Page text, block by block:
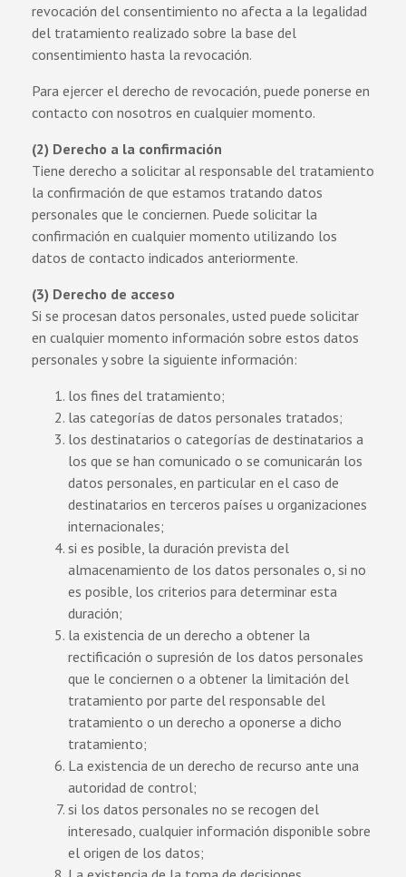
revocación del consentimiento no afecta a la legalidad
del tratamiento realizado sobre la base del
consentimiento hasta la revocación.
Para ejercer el derecho de revocación, puede ponerse en
contacto con nosotros en cualquier momento.
(2) Derecho a la confirmación
Tiene derecho a solicitar al responsable del tratamiento
la confirmación de que estamos tratando datos
personales que le conciernen. Puede solicitar la
confirmación en cualquier momento utilizando los
datos de contacto indicados anteriormente.
(3) Derecho de acceso
Si se procesan datos personales, usted puede solicitar
en cualquier momento información sobre estos datos
personales y sobre la siguiente información:
los fines del tratamiento;
las categorías de datos personales tratados;
los destinatarios o categorías de destinatarios a
los que se han comunicado o se comunicarán los
datos personales, en particular en el caso de
destinatarios en terceros países u organizaciones
internacionales;
si es posible, la duración prevista del
almacenamiento de los datos personales o, si no
es posible, los criterios para determinar esta
duración;
la existencia de un derecho a obtener la
rectificación o supresión de los datos personales
que le conciernen o a obtener la limitación del
tratamiento por parte del responsable del
tratamiento o un derecho a oponerse a dicho
tratamiento;
La existencia de un derecho de recurso ante una
autoridad de control;
si los datos personales no se recogen del
interesado, cualquier información disponible sobre
el origen de los datos;